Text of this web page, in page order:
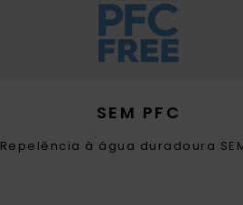
SEM PFC
Repelência à água duradoura